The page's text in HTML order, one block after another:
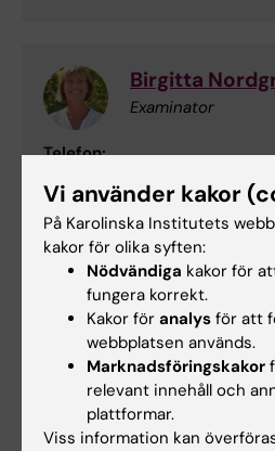
Birgitta
Examinator
Telefon:
E-post:
birgitta.nordgren@ki.se
Helena
Telefon:
+46852488194
E-post:
Vi använder kakor
På Karolinska Institutets
kakor för olika syften:
Nödvändiga kakor för
fungera korrekt.
Kakor för analys för att
webbplatsen används.
Marknadsföringskakor
relevant innehåll och
plattformar.
Viss information kan